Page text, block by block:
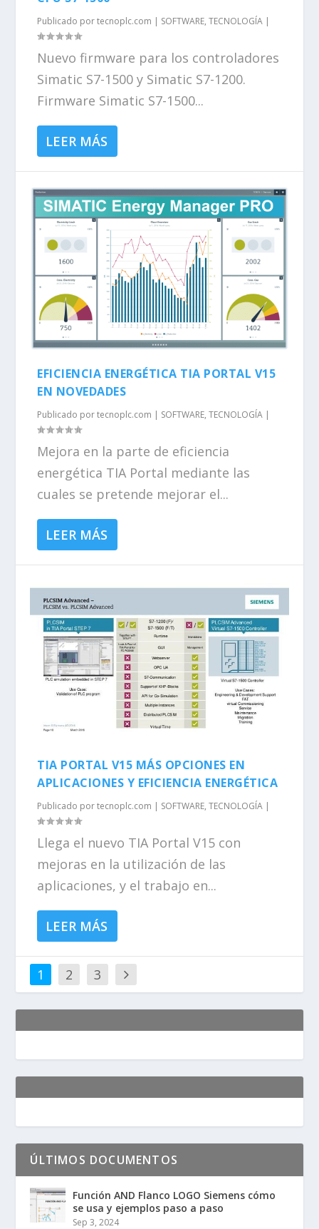
Publicado portecnoplc.com | SOFTWARE,TECNOLOGÍA |
Nuevo firmware para los controladores
Simatic S7-1500 y Simatic S7-1200.
Firmware Simatic S7-1500...
LEER MÁS
EFICIENCIA ENERGÉTICA TIA PORTAL V15
EN NOVEDADES
Publicado portecnoplc.com | SOFTWARE,TECNOLOGÍA |
Mejora en la parte de eficiencia
energética TIA Portal mediante las
cuales se pretende mejorar el...
LEER MÁS
TIA PORTAL V15 MÁS OPCIONES EN
APLICACIONES Y EFICIENCIA ENERGÉTICA
Publicado portecnoplc.com | SOFTWARE,TECNOLOGÍA |
Llega el nuevo TIA Portal V15 con
mejoras en la utilización de las
aplicaciones, y el trabajo en...
LEER MÁS
1 2 3
ÚLTIMOS DOCUMENTOS
Función AND Flanco LOGO Siemens cómo
se usa y ejemplos paso a paso
Sep 3, 2024